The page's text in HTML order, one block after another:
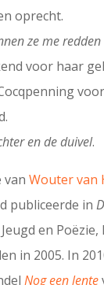
oprecht.
ze me redden
voor haar
en de duivel.
vanWouter van
publiceerde in
en
in 2005. In
Nog een lente